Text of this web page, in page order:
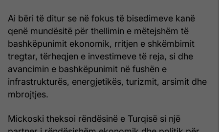
Ai bëri të ditur se në fokus të bisedimeve kanë
qenë mundësitë për thellimin e mëtejshëm të
bashkëpunimit ekonomik, rritjen e shkëmbimit
tregtar, tërheqjen e investimeve të reja, si dhe
avancimin e bashkëpunimit në fushën e
infrastrukturës, energjetikës, turizmit, arsimit dhe
mbrojtjes.
Mickoski theksoi rëndësinë e Turqisë si një